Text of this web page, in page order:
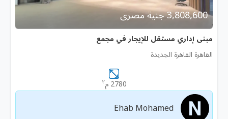
3,808,600 جنية مصرى
مبنى إداري مستقل للإيجار في مجمع
القاهرة القاهرة الجديدة
2780 م ٢
Ehab Mohamed